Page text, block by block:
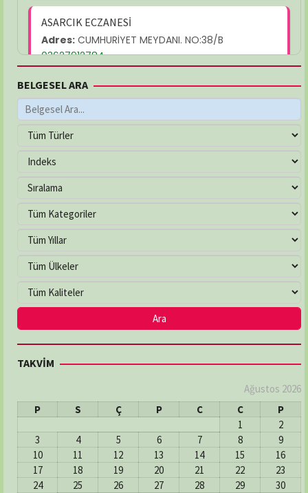
ASARCIK ECZANESİ
Adres: CUMHURİYET MEYDANI. NO:38/B
03627912784
AYŞEGÜL ECZANESİ
Adres:MEVLANA MAH. YUKARIBAKIRPINARI SOK.
NO:21/C
ÇAKIRLAR ECZANESİ
03624577799
ÇEVRE ECZANESİ
İlkadım / Samsun
03622336321
DENİZ ECZANESİ
DERECİK ECZANESİ
Adres:Derecik Mahallesi 23 Nısan Caddesi No:82
Atakum / Samsun
03624655074
BELGESEL ARA
TAKVİM
Ağustos 2026
P
S Ç P C C
P
1
2
3
4 5 6 7 8
9
10
11 12 13 14 15
16
17
18 19 20 21 22
23
24
25 26 27 28 29
30